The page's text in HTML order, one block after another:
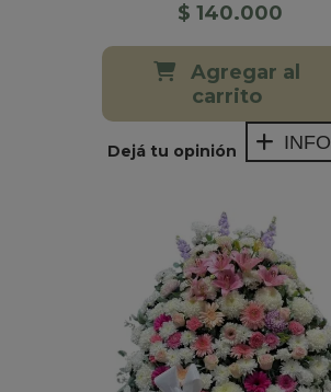
$ 140.000
Agregar al
carrito
Dejá tu opinión INFO